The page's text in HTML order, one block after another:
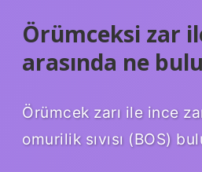
Örümceksi zar
arasında ne
Örümcek zarı ile ince
omurilik sıvısı (BOS)